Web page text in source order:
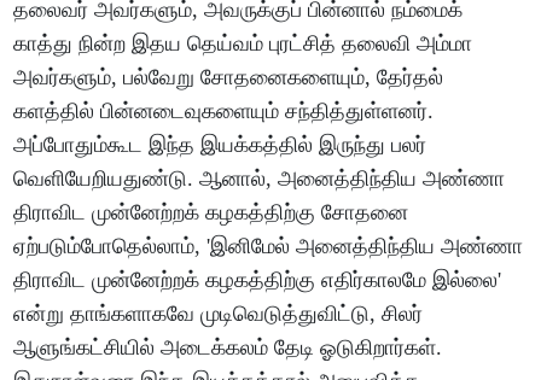
தலைவர் அவர்களும், அவருக்குப் பின்னால் நம்மைக்
காத்து நின்ற இதய தெய்வம் புரட்சித் தலைவி அம்மா
அவர்களும், பல்வேறு சோதனைகளையும், தேர்தல்
களத்தில் பின்னடைவுகளையும் சந்தித்துள்ளனர்.
அப்போதும்கூட இந்த இயக்கத்தில் இருந்து பலர்
வெளியேறியதுண்டு. ஆனால், அனைத்திந்திய அண்ணா
திராவிட முன்னேற்றக் கழகத்திற்கு சோதனை
ஏற்படும்போதெல்லாம், 'இனிமேல் அனைத்திந்திய அண்ணா
திராவிட முன்னேற்றக் கழகத்திற்கு எதிர்காலமே இல்லை'
என்று தாங்களாகவே முடிவெடுத்துவிட்டு, சிலர்
ஆளுங்கட்சியில் அடைக்கலம் தேடி ஓடுகிறார்கள்.